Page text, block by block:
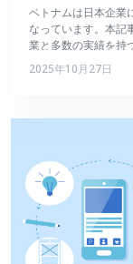
ベトナムは日本企業
なっています。本記
業と多数の実績を持
2025年10月27日